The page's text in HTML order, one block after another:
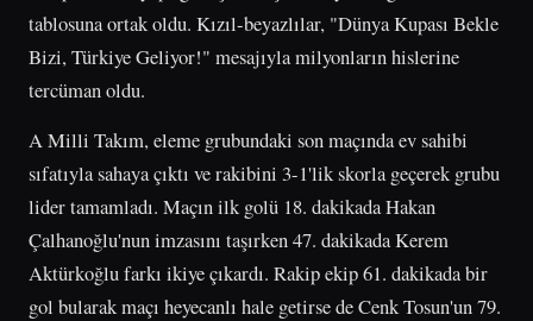
tablosuna ortak oldu. Kızıl-beyazlılar, "Dünya Kupası Bekle
Bizi, Türkiye Geliyor!" mesajıyla milyonların hislerine
tercüman oldu.
A Milli Takım, eleme grubundaki son maçında ev sahibi
sıfatıyla sahaya çıktı ve rakibini 3-1'lik skorla geçerek grubu
lider tamamladı. Maçın ilk golü 18. dakikada Hakan
Çalhanoğlu'nun imzasını taşırken 47. dakikada Kerem
Aktürkoğlu farkı ikiye çıkardı. Rakip ekip 61. dakikada bir
gol bularak maçı heyecanlı hale getirse de Cenk Tosun'un 79.